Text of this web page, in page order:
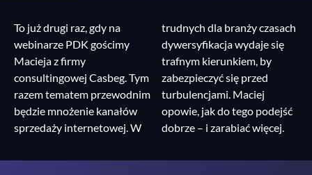
To już drugi raz, gdy na
webinarze PDK gościmy
Macieja z firmy
consultingowej Casbeg. Tym
razem tematem przewodnim
będzie mnożenie kanałów
sprzedaży internetowej. W
trudnych dla branży czasach
dywersyfikacja wydaje się
trafnym kierunkiem, by
zabezpieczyć się przed
turbulencjami. Maciej
opowie, jak do tego podejść
dobrze – i zarabiać więcej.